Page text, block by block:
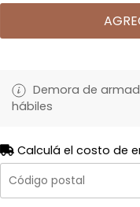
Demora de
hábiles
Calculá el costo de